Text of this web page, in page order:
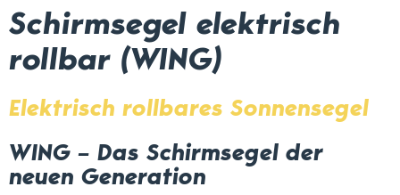
Schirmsegel elektrisch
rollbar (WING)
Elektrisch rollbares Sonnensegel
WING – Das Schirmsegel der
neuen Generation